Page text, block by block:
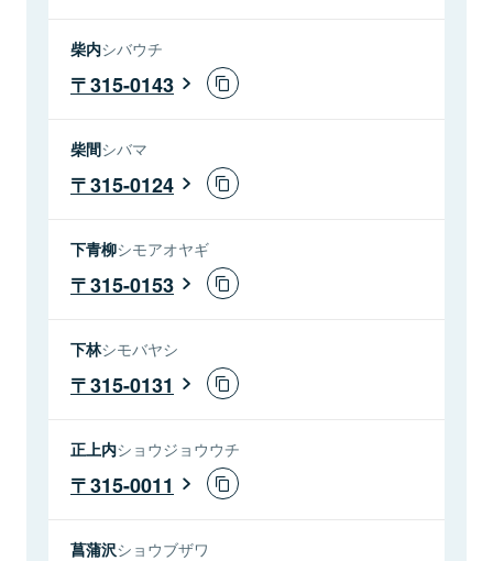
柴内シバウチ
315-0143
柴間シバマ
315-0124
下青柳シモアオヤギ
315-0153
下林シモバヤシ
315-0131
正上内ショウジョウウチ
315-0011
菖蒲沢ショウブザワ